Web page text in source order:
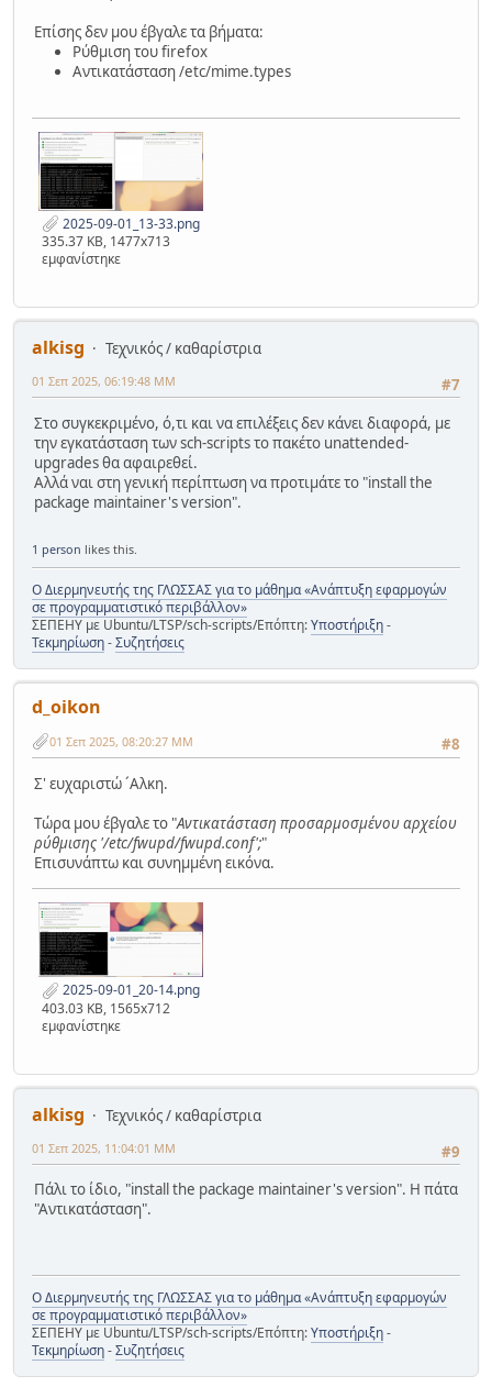
Επίσης δεν μου έβγαλε τα βήματα:
Ρύθμιση του firefox
Αντικατάσταση /etc/mime.types
2025-09-01_13-33.png
335.37 KB, 1477x713
εμφανίστηκε
alkisg
Τεχνικός / καθαρίστρια
#7
01 Σεπ 2025, 06:19:48 ΜΜ
Στο συγκεκριμένο, ό,τι και να επιλέξεις δεν κάνει διαφορά, με
την εγκατάσταση των sch-scripts το πακέτο unattended-
upgrades θα αφαιρεθεί.
Αλλά ναι στη γενική περίπτωση να προτιμάτε το "install the
package maintainer's version".
1 person likes this.
Ο Διερμηνευτής της ΓΛΩΣΣΑΣ για το μάθημα «Ανάπτυξη εφαρμογών
σε προγραμματιστικό περιβάλλον»
ΣΕΠΕΗΥ με Ubuntu/LTSP/sch-scripts/Επόπτη:Υποστήριξη-
Τεκμηρίωση-Συζητήσεις
d_oikon
#8
01 Σεπ 2025, 08:20:27 ΜΜ
Σ' ευχαριστώ ´Aλκη.
Tώρα μου έβγαλε το "Aντικατάσταση προσαρμοσμένου αρχείου
ρύθμισης '/etc/fwupd/fwupd.conf';"
Eπισυνάπτω και συνημμένη εικόνα.
2025-09-01_20-14.png
403.03 KB, 1565x712
εμφανίστηκε
alkisg
Τεχνικός / καθαρίστρια
#9
01 Σεπ 2025, 11:04:01 ΜΜ
Πάλι το ίδιο, "install the package maintainer's version". Η πάτα
"Αντικατάσταση".
Ο Διερμηνευτής της ΓΛΩΣΣΑΣ για το μάθημα «Ανάπτυξη εφαρμογών
σε προγραμματιστικό περιβάλλον»
ΣΕΠΕΗΥ με Ubuntu/LTSP/sch-scripts/Επόπτη:Υποστήριξη-
Τεκμηρίωση-Συζητήσεις